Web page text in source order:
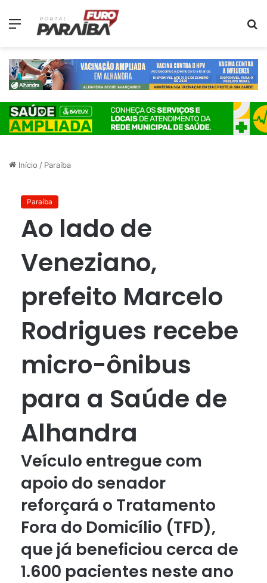
Menu
Início / Paraíba
Paraíba
Ao lado de
Veneziano,
prefeito Marcelo
Rodrigues recebe
micro-ônibus
para a Saúde de
Alhandra
Veículo entregue com
apoio do senador
reforçará o Tratamento
Fora do Domicílio (TFD),
que já beneficiou cerca de
1.600 pacientes neste ano